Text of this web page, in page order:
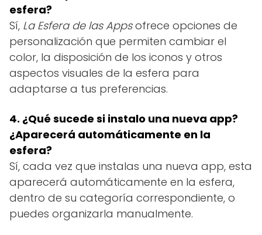
esfera?
Sí, La Esfera de las Appsofrece opciones de
personalización que permiten cambiar el
color, la disposición de los iconos y otros
aspectos visuales de la esfera para
adaptarse a tus preferencias.
4. ¿Qué sucede si instalo una nueva app?
¿Aparecerá automáticamente en la
esfera?
Sí, cada vez que instalas una nueva app, esta
aparecerá automáticamente en la esfera,
dentro de su categoría correspondiente, o
puedes organizarla manualmente.